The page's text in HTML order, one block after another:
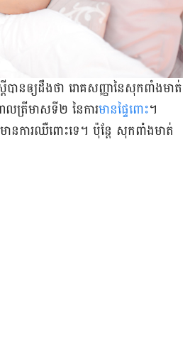
បាន​ឲ្យ​ដឹង​ថា រោគសញ្ញា​នៃ​សុក​ពាំង​មាត់​
ល​ត្រីមាស​ទី​២ នៃ​ការ​មាន​ផ្ទៃពោះ។
ារ​ឈឺពោះ​ទេ។ ប៉ុន្តែ សុក​ពាំង​មាត់​